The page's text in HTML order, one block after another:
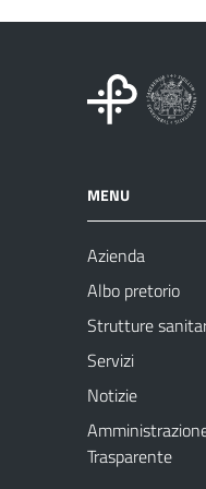
MENU
Azienda
Albo pretorio
Strutture
Servizi
Notizie
Trasparente